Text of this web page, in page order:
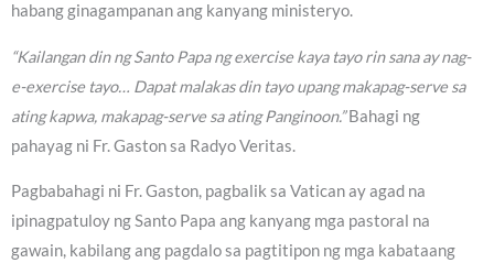
habang ginagampanan ang kanyang ministeryo.
“Kailangan din ng Santo Papa ng exercise kaya tayo rin sana ay nag-
e-exercise tayo… Dapat malakas din tayo upang makapag-serve sa
ating kapwa, makapag-serve sa ating Panginoon.”Bahagi ng
pahayag ni Fr. Gaston sa Radyo Veritas.
Pagbabahagi ni Fr. Gaston, pagbalik sa Vatican ay agad na
ipinagpatuloy ng Santo Papa ang kanyang mga pastoral na
gawain, kabilang ang pagdalo sa pagtitipon ng mga kabataang